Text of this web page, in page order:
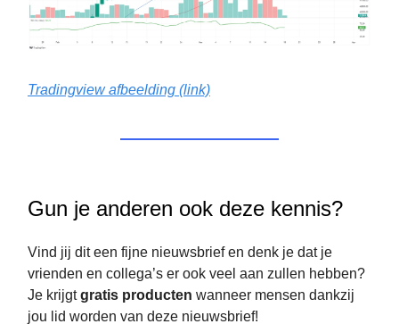
Tradingview afbeelding (link)
Gun je anderen ook deze kennis?
Vind jij dit een fijne nieuwsbrief en denk je dat je
vrienden en collega’s er ook veel aan zullen hebben?
Je krijgtgratis producten wanneer mensen dankzij
jou lid worden van deze nieuwsbrief!